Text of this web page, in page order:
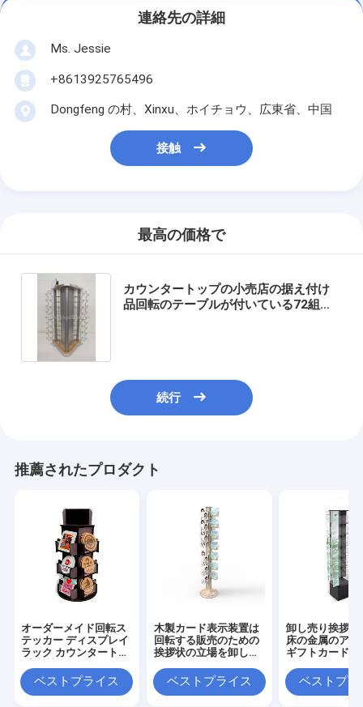
連絡先の詳細
Ms. Jessie
+8613925765496
Dongfeng の村、Xinxu、ホイチョウ、広東省、中国
接触
最高の価格で
カウンタートップの小売店の据え付け
品回転のテーブルが付いている72組の
続行
推薦されたプロダクト
オーダーメイド回転ス
テッカー ディスプレイ
ラック カウンタートッ
プレイスタンド
ベストプライス
木製カード表示装置は
回転する販売のための
挨拶状の立場を卸し売
ベストプライス
卸し売り挨拶状
床の金属のアク
ギフトカードの
ベストプラ